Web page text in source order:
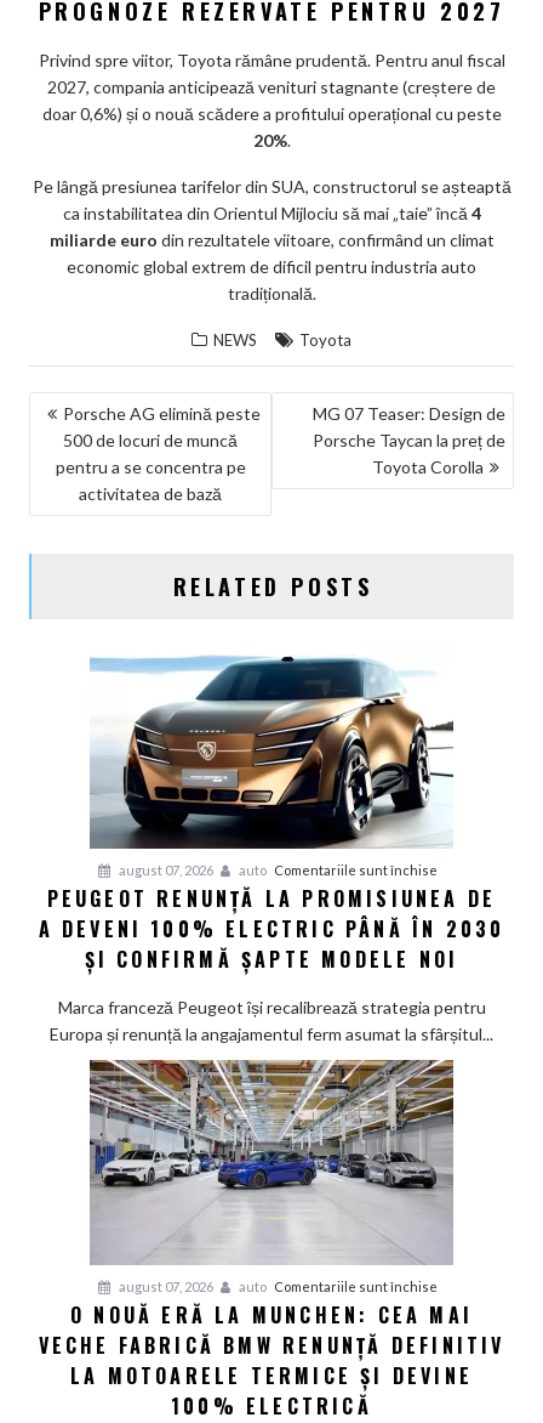
PROGNOZE REZERVATE PENTRU 2027
Privind spre viitor, Toyota rămâne prudentă. Pentru anul fiscal
2027, compania anticipează venituri stagnante (creștere de
doar 0,6%) și o nouă scădere a profitului operațional cu peste
20%.
Pe lângă presiunea tarifelor din SUA, constructorul se așteaptă
ca instabilitatea din Orientul Mijlociu să mai „taie” încă 4
miliarde euro din rezultatele viitoare, confirmând un climat
economic global extrem de dificil pentru industria auto
tradițională.
NEWS Toyota
NAVIGARE
ARTICOLE
Porsche AG elimină peste
500 de locuri de muncă
pentru a se concentra pe
activitatea de bază
MG 07 Teaser: Design de
Porsche Taycan la preț de
Toyota Corolla
RELATED POSTS
august 07, 2026 auto Comentariile sunt închise
Peugeot
renunță
la
de
a
100%
electric
până
2030
șapte
noi
PEUGEOT RENUNȚĂ LA PROMISIUNEA DE
A DEVENI 100% ELECTRIC PÂNĂ ÎN 2030
ȘI CONFIRMĂ ȘAPTE MODELE NOI
Marca franceză Peugeot își recalibrează strategia pentru
Europa și renunță la angajamentul ferm asumat la sfârșitul...
august 07, 2026 auto Comentariile sunt închise
O
nouă
eră
O NOUĂ ERĂ LA MUNCHEN: CEA MAI
VECHE FABRICĂ BMW RENUNȚĂ DEFINITIV
LA MOTOARELE TERMICE ȘI DEVINE
100% ELECTRICĂ